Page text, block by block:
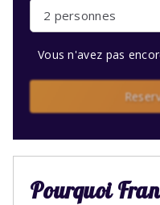
2 personnes
Vous n'avez pas
Pourquoi